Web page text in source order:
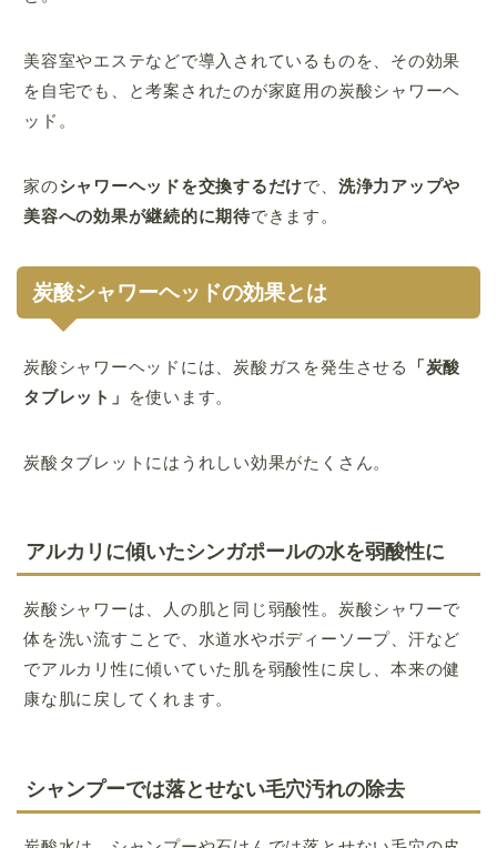
美容室やエステなどで導入されているものを、その効果
を自宅でも、と考案されたのが家庭用の炭酸シャワーヘ
ッド。
家のシャワーヘッドを交換するだけで、 洗浄力アップや
美容への効果が継続的に期待できます。
炭酸シャワーヘッドの効果とは
炭酸シャワーヘッドには、炭酸ガスを発生させる
「炭酸
タブレット」
を使います。
炭酸タブレットにはうれしい効果がたくさん。
アルカリに傾いたシンガポールの水を弱酸性に
炭酸シャワーは、人の肌と同じ弱酸性。炭酸シャワーで
体を洗い流すことで、水道水やボディーソープ、汗など
でアルカリ性に傾いていた肌を弱酸性に戻し、本来の健
康な肌に戻してくれます。
シャンプーでは落とせない毛穴汚れの除去